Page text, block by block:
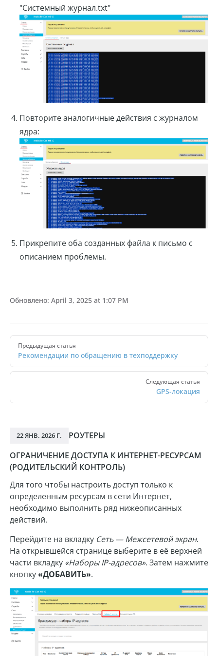
"Системный журнал.txt"
Повторите аналогичные действия с журналом
ядра:
Прикрепите оба созданных файла к письмо с
описанием проблемы.
Обновлено: April 3, 2025 at 1:07 PM
PagerПредыдущая статья
Рекомендации по обращению в техподдержку
Следующая статья
GPS-локация
22 ЯНВ. 2026 Г.
РОУТЕРЫ
ОГРАНИЧЕНИЕ ДОСТУПА К ИНТЕРНЕТ-РЕСУРСАМ
(РОДИТЕЛЬСКИЙ КОНТРОЛЬ)
Для того чтобы настроить доступ только к
определенным ресурсам в сети Интернет,
необходимо выполнить ряд нижеописанных
действий.
Перейдите на вкладку Сеть — Межсетевой экран.
На открывшейся странице выберите в её верхней
части вкладку «Наборы IP-адресов». Затем нажмите
кнопку«ДОБАВИТЬ».